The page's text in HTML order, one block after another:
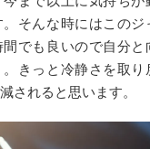
そんな時にはこのジ
でも良いので自分と
きっと冷静さを取り
されると思います。